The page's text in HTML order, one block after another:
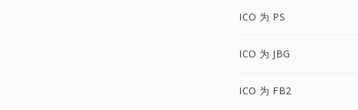
ICO 为 PS
ICO 为 JBG
ICO 为 FB2